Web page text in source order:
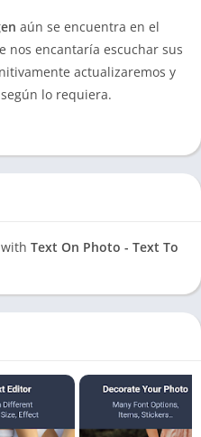
aún se encuentra en el
nos encantaría escuchar sus
actualizaremos y
lo requiera.
Text On Photo - Text To